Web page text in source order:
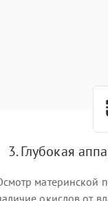
3000 ₽
3. Глубокая
материнской
окислов от